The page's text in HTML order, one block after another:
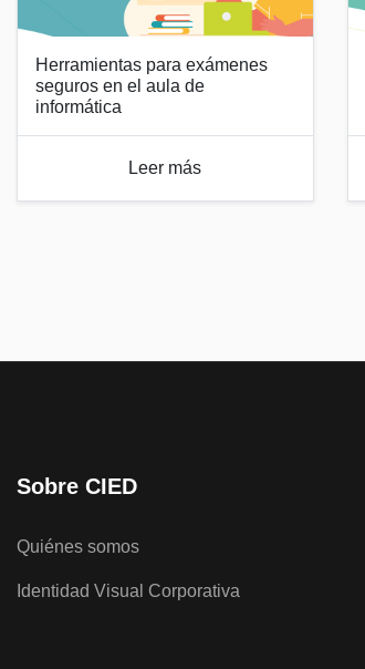
Herramientas para exámenes
seguros en el aula de
informática
Leer más
Sobre CIED
Quiénes somos
Identidad Visual Corporativa